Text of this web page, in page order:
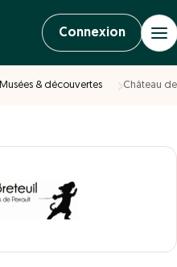
Connexion
Musées & découvertes Château